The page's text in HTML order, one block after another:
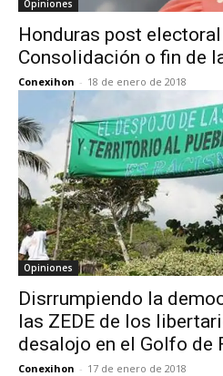
Opiniones
Honduras post
Consolidación o fin de
Conexihon - 18 de enero de 2018
Opiniones
Disrrumpiendo la
las ZEDE de los
desalojo en el Golfo de
Conexihon - 17 de enero de 2018